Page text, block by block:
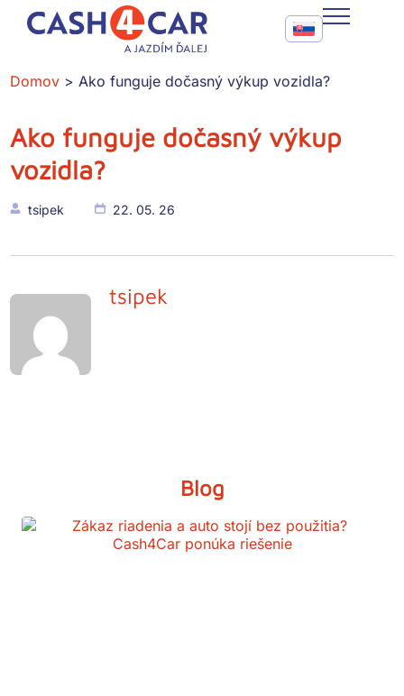
Ako funguje dočasný výkup vozidla?
CASH4CAR
BLOG
Call To Action
Domov Ako funguje dočasný výkup vozidla?
Ako funguje dočasný výkup
vozidla?
tsipek 22. 05. 26
tsipek
Blog